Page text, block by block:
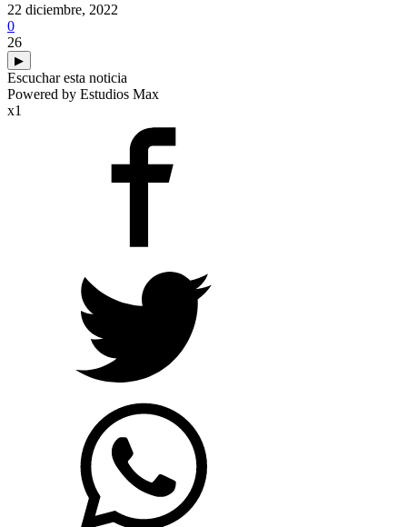
22 diciembre, 2022
0
26
▶
Escuchar esta noticia
Powered by Estudios Max
x1